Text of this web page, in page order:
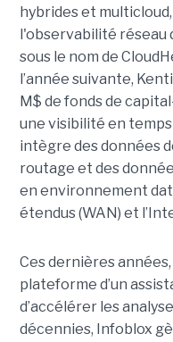
hybrides et
l'observabilité réseau
sous le nom de
l’année suivante,
M$ de fonds de
une visibilité en
intègre des données
routage et des
en environnement
étendus (WAN) et
Ces dernières
plateforme d’un
d’accélérer les
décennies, Infoblox